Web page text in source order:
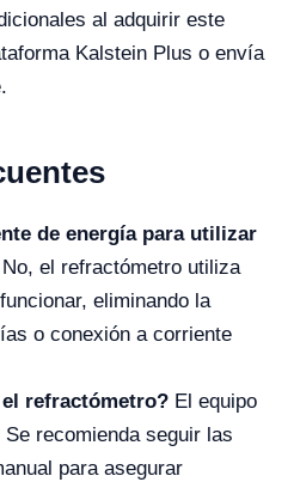
al adquirir este
Kalstein Plus o envía
de energía para utilizar
No, el refractómetro utiliza
eliminando la
o conexión a corriente
refractómetro? El equipo
recomienda seguir las
para asegurar